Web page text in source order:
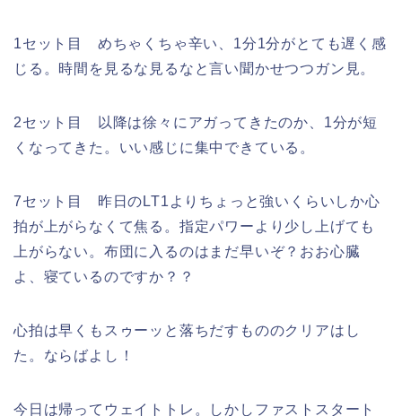
1セット目 めちゃくちゃ辛い、1分1分がとても遅く感
じる。時間を見るな見るなと言い聞かせつつガン見。
2セット目 以降は徐々にアガってきたのか、1分が短
くなってきた。いい感じに集中できている。
7セット目 昨日のLT1よりちょっと強いくらいしか心
拍が上がらなくて焦る。指定パワーより少し上げても
上がらない。布団に入るのはまだ早いぞ？おお心臓
よ、寝ているのですか？？
心拍は早くもスゥーッと落ちだすもののクリアはし
た。ならばよし！
今日は帰ってウェイトトレ。しかしファストスタート